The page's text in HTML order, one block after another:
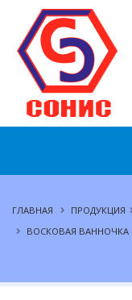
ГЛАВНАЯ ПРОДУКЦИЯ
ВОСКОВАЯ ВАННОЧКА